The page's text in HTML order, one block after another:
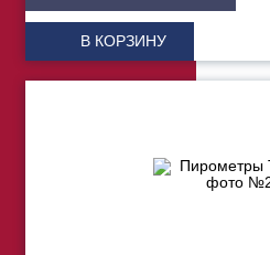
В КОРЗИНУ